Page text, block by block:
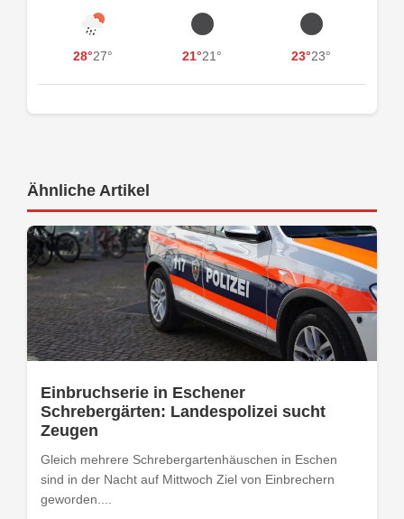
28°27° 21°21° 23°23°
Ähnliche Artikel
Einbruchserie in Eschener
Schrebergärten: Landespolizei sucht
Zeugen
Gleich mehrere Schrebergartenhäuschen in Eschen
sind in der Nacht auf Mittwoch Ziel von Einbrechern
geworden....